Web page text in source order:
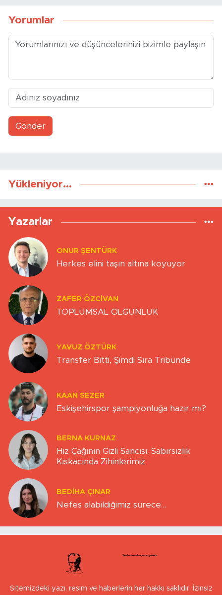
Yorumlar
Gönder
Yükleniyor...
Yazarlar
ONUR ŞENTÜRK
Herkes elini taşın altına koyuyor
ZAFER ÖZCIVAN
TOPLUMSAL OLGUNLUK
YAVUZ ÖZTÜRK
Transfer Bitti, Şimdi Sıra Tribünde
KAAN SEZER
Eskişehirspor şampiyonluğa hazır mı?
BERNA KURNAZ
Hız Çağının Gizli Sancısı: Sabırsızlık
Kıskacında Zihinlerimiz
BEDIHA ÇINAR
Nefes alabildiğimiz sürece…
Sitemizdeki yazı, resim ve haberlerin her hakkı saklıdır. İzinsiz